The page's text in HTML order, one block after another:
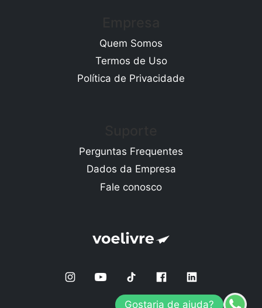
Gostaria de ajuda?
Quem Somos
Termos de Uso
Política de Privacidade
Perguntas Frequentes
Dados da Empresa
Fale conosco